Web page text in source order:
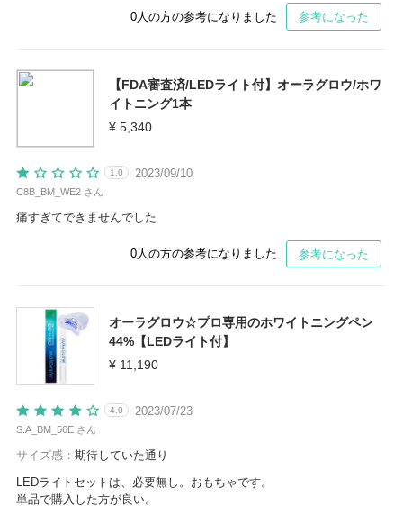
0 人の方の参考になりました 参考になった
【FDA審査済/LEDライト付】オーラグロウ/ホワ
イトニング1本
¥ 5,340
2023/09/10
1.0
C8B_BM_WE2 さん
痛すぎてできませんでした
0人の方の参考になりました 参考になった
オーラグロウ☆プロ専用のホワイトニングペン
44%【LEDライト付】
¥ 11,190
2023/07/23
4.0
S.A_BM_56E さん
サイズ感： 期待していた通り
LEDライトセットは、必要無し。おもちゃです。
単品で購入した方が良い。